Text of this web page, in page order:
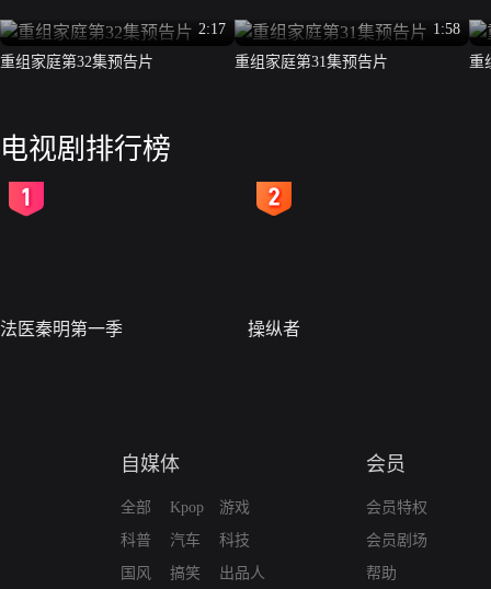
2:17
重组家庭第32集预告片
1:58
重组家庭第31集预告片
重
电视剧排行榜
法医秦明第一季 操纵者
自媒体
全部
科普
国风
Kpop
汽车
搞笑
游戏
科技
出品人
会员
会员特权
会员剧场
帮助